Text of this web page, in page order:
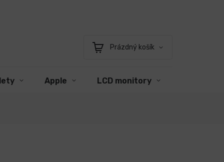
Nákupní
Prázdný košík
Apple LCD monitory